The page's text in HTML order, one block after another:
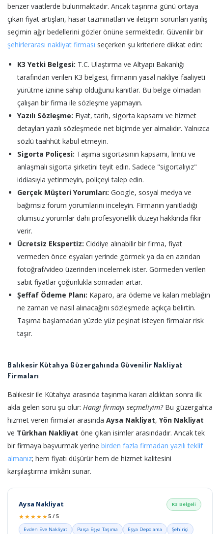
benzer vaatlerde bulunmaktadır. Ancak taşınma günü ortaya
çıkan fiyat artışları, hasar tazminatları ve iletişim sorunları yanlış
seçimin ağır bedellerini gözler önüne sermektedir. Güvenilir bir
şehirlerarası nakliyat firması seçerken şu kriterlere dikkat edin:
K3 Yetki Belgesi: T.C. Ulaştırma ve Altyapı Bakanlığı
tarafından verilen K3 belgesi, firmanın yasal nakliye faaliyeti
yürütme iznine sahip olduğunu kanıtlar. Bu belge olmadan
çalışan bir firma ile sözleşme yapmayın.
Yazılı Sözleşme: Fiyat, tarih, sigorta kapsamı ve hizmet
detayları yazılı sözleşmede net biçimde yer almalıdır. Yalnızca
sözlü taahhüt kabul etmeyin.
Sigorta Poliçesi: Taşıma sigortasının kapsamı, limiti ve
anlaşmalı sigorta şirketini teyit edin. Sadece "sigortalıyız"
iddiasıyla yetinmeyin, poliçeyi talep edin.
Gerçek Müşteri Yorumları: Google, sosyal medya ve
bağımsız forum yorumlarını inceleyin. Firmanın yanıtladığı
olumsuz yorumlar dahi profesyonellik düzeyi hakkında fikir
verir.
Ücretsiz Ekspertiz: Ciddiye alınabilir bir firma, fiyat
vermeden önce eşyaları yerinde görmek ya da en azından
fotoğraf/video üzerinden incelemek ister. Görmeden verilen
sabit fiyatlar çoğunlukla sonradan artar.
Şeffaf Ödeme Planı: Kaparo, ara ödeme ve kalan meblağın
ne zaman ve nasıl alınacağını sözleşmede açıkça belirtin.
Taşıma başlamadan yüzde yüz peşinat isteyen firmalar risk
taşır.
Balıkesir Kütahya Güzergahında Güvenilir Nakliyat
Firmaları
Balıkesir ile Kütahya arasında taşınma kararı aldıktan sonra ilk
akla gelen soru şu olur: Hangi firmayı seçmeliyim?Bu güzergahta
hizmet veren firmalar arasında Aysa Nakliyat, Yön Nakliyat
ve Türkhan Nakliyat öne çıkan isimler arasındadır. Ancak tek
bir firmaya başvurmak yerine birden fazla firmadan yazılı teklif
almanız; hem fiyatı düşürür hem de hizmet kalitesini
karşılaştırma imkânı sunar.
Aysa Nakliyat K3 Belgeli
★★★★★5 / 5
Evden Eve Nakliyat Parça Eşya Taşıma Eşya Depolama
Şehiriçi